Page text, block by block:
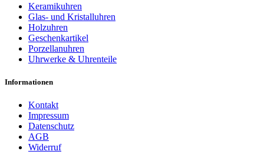
Keramikuhren
Glas- und Kristalluhren
Holzuhren
Geschenkartikel
Porzellanuhren
Uhrwerke & Uhrenteile
Informationen
Kontakt
Impressum
Datenschutz
AGB
Widerruf